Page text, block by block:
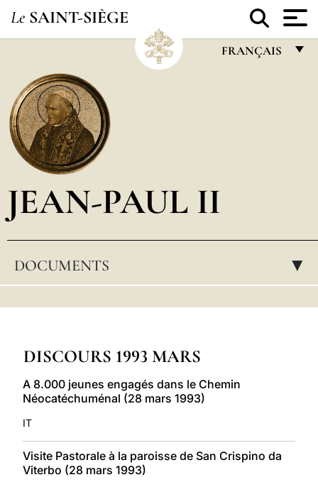
Le SAINT-SIÈGE
FRANÇAIS
POLSKI
JEAN-PAUL II
DOCUMENTS ▸
DISCOURS 1993 MARS
A 8.000 jeunes engagés dans le Chemin
Néocatéchuménal (28 mars 1993)
IT
Visite Pastorale à la paroisse de San Crispino da
Viterbo (28 mars 1993)